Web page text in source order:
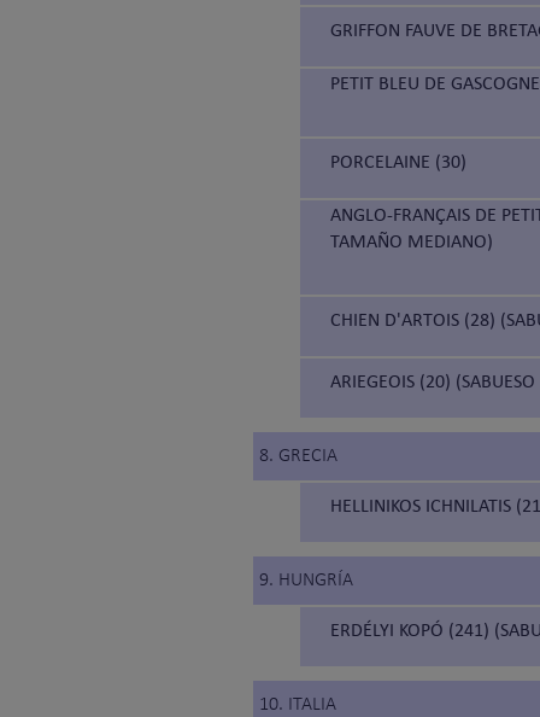
GRIFFON FAUVE DE
PETIT BLEU DE
PORCELAINE (30)
ANGLO-FRANÇAIS DE
TAMAÑO MEDIANO)
CHIEN D'ARTOIS (28)
ARIEGEOIS (20)
8. GRECIA
HELLINIKOS ICHNILATIS
9. HUNGRÍA
ERDÉLYI KOPÓ (241)
10. ITALIA